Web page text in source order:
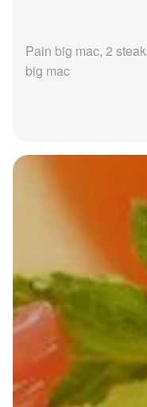
Pain big mac, 2
big mac